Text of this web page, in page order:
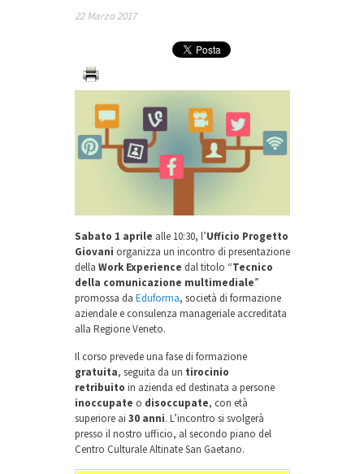
22 Marzo 2017
Sabato 1 aprile alle 10:30, l’Ufficio Progetto
Giovani organizza un incontro di presentazione
della Work Experience dal titolo “Tecnico
della comunicazione multimediale”
promossa da Eduforma, società di formazione
aziendale e consulenza manageriale accreditata
alla Regione Veneto.
Il corso prevede una fase di formazione
gratuita, seguita da un tirocinio
retribuito in azienda ed destinata a persone
inoccupate o disoccupate, con età
superiore ai 30 anni. L’incontro si svolgerà
presso il nostro ufficio, al secondo piano del
Centro Culturale Altinate San Gaetano.